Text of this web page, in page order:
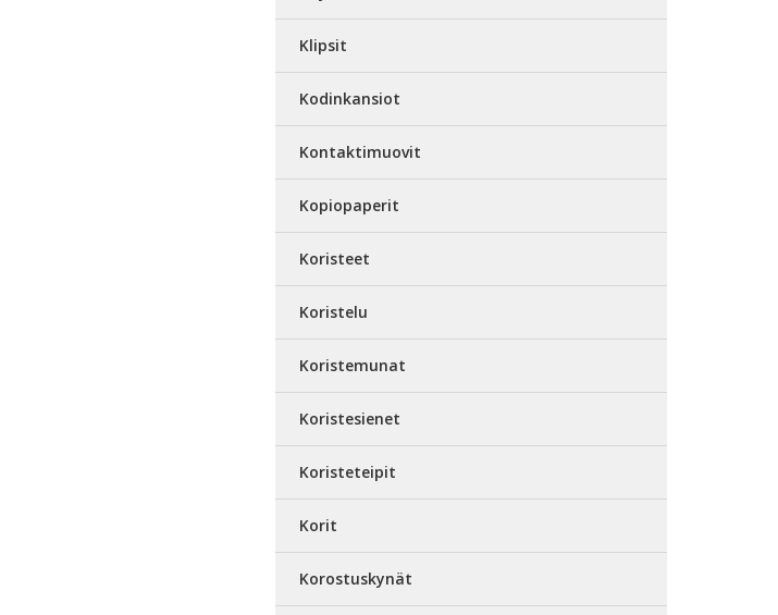
Klipsit
Kodinkansiot
Kontaktimuovit
Kopiopaperit
Koristeet
Koristelu
Koristemunat
Koristesienet
Koristeteipit
Korit
Korostuskynät